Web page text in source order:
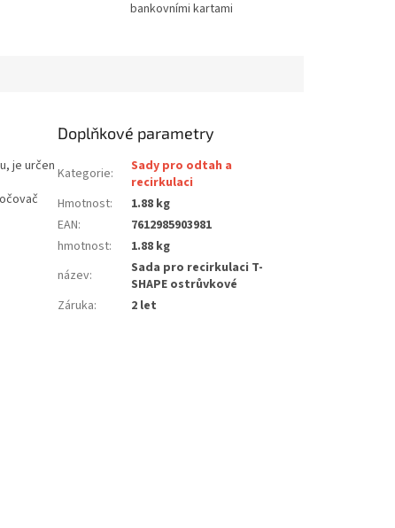
bankovními kartami
je určen
Doplňkové parametry
Kategorie:
Sady pro odtah a
recirkulaci
Hmotnost:
1.88 kg
EAN:
7612985903981
hmotnost:
1.88 kg
název:
Sada pro recirkulaci T-
SHAPE ostrůvkové
Záruka: 2 let